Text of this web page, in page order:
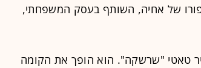
של אחיה, השותף בעסק המשפחתי,
טאטי "שרשקה". הוא הופך את הקומה